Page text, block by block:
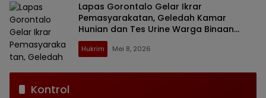
Lapas Gorontalo Gelar Ikrar
Pemasyarakatan, Geledah Kamar
Hunian dan Tes Urine Warga Binaan
serta Petugas
Hukrim Mei 8, 2026
Kontrol